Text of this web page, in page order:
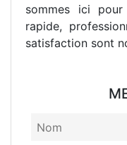
sommes ici
rapide,
satisfaction sont